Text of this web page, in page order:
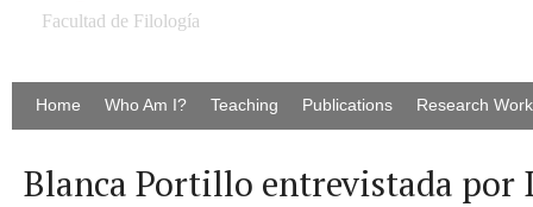
Facultad de Filología
Home Who Am I? Teaching Publications Research Work
Blanca Portillo entrevistada por